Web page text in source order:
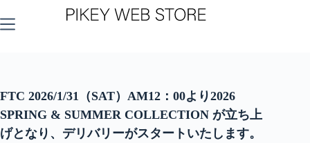
ン
ス
ッ
プ
FTC 2026/1/31（SAT）AM12：00より2026
SPRING & SUMMER COLLECTION が立ち上
げとなり、デリバリーがスタートいたします。